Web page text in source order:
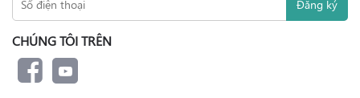
CHÚNG TÔI TRÊN